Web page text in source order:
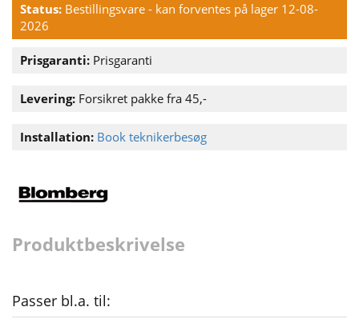
Status: Bestillingsvare - kan forventes på lager 12-08-
2026
Prisgaranti: Prisgaranti
Levering: Forsikret pakke fra 45,-
Installation: Book teknikerbesøg
Produktbeskrivelse
Passer bl.a. til: